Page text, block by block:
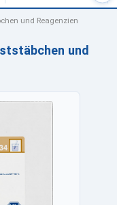
und Reagenzien
und